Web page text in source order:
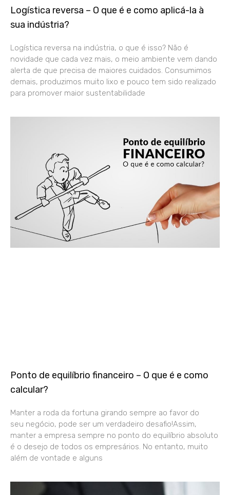
Logística reversa – O que é e como aplicá-la à
sua indústria?
Logística reversa na indústria, o que é isso? Não é
novidade que cada vez mais, o meio ambiente vem dando
alerta de que precisa de maiores cuidados. Consumimos
demais, produzimos muito lixo e pouco tem sido realizado
para promover maior sustentabilidade
Ponto de equilíbrio financeiro – O que é e como
calcular?
Manter a roda da fortuna girando sempre ao favor do
seu negócio, pode ser um verdadeiro desafio!Assim,
manter a empresa sempre no ponto do equilíbrio absoluto
é o desejo de todos os empresários. No entanto, muito
além de vontade e alguns